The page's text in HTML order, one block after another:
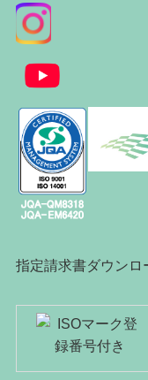
指定請求書ダウンロ